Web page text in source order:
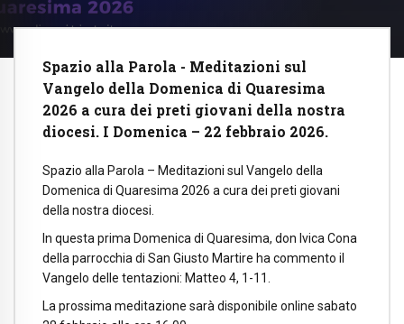
Spazio alla Parola - Meditazioni sul
Vangelo della Domenica di Quaresima
2026 a cura dei preti giovani della nostra
diocesi. I Domenica – 22 febbraio 2026.
Spazio alla Parola – Meditazioni sul Vangelo della
Domenica di Quaresima 2026 a cura dei preti giovani
della nostra diocesi.
In questa prima Domenica di Quaresima, don Ivica Cona
della parrocchia di San Giusto Martire ha commento il
Vangelo delle tentazioni: Matteo 4, 1-11.
La prossima meditazione sarà disponibile online sabato